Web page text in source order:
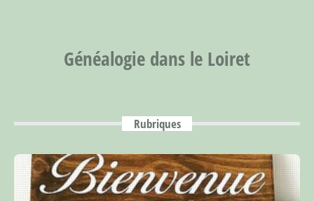
Généalogie dans le Loiret
Rubriques